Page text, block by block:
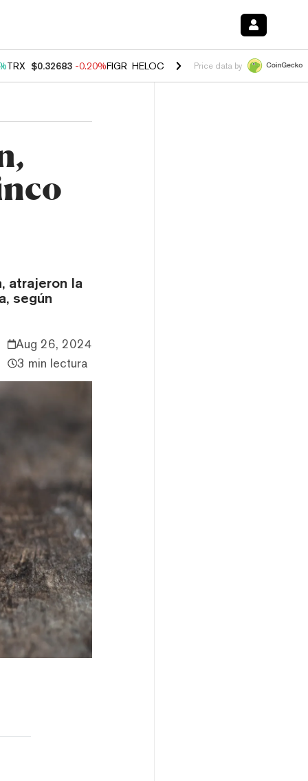
TRX $0.32683 -0.20%FIGR_HELOC $1.035 1.50%HYPE $56.88
Price data by
atrajeron la
según
Aug 26, 2024
3 min lectura